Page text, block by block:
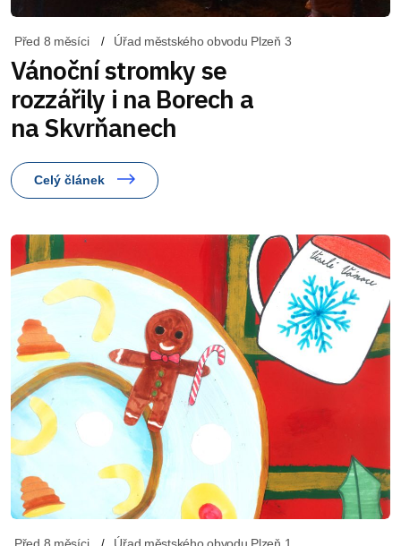
Před 8 měsíci Úřad městského obvodu Plzeň 3
Vánoční stromky se
rozzářily i na Borech a
na Skvrňanech
Celý článek
Před 8 měsíci Úřad městského obvodu Plzeň 1